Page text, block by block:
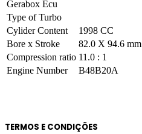
Gerabox Ecu
Type of Turbo
Cylider Content
1998 CC
Bore x Stroke
82.0 X 94.6 mm
Compression ratio 11.0 : 1
Engine Number
B48B20A
TERMOS E CONDIÇÕES